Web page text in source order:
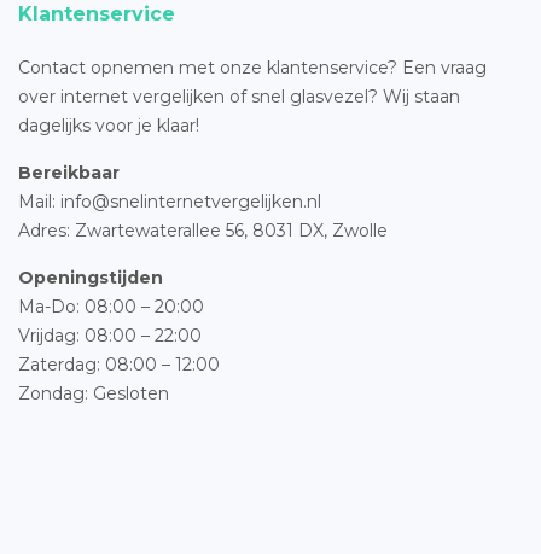
Klantenservice
Contact opnemen met onze klantenservice? Een vraag
over internet vergelijken of snel glasvezel? Wij staan
dagelijks voor je klaar!
Bereikbaar
Mail: info@snelinternetvergelijken.nl
Adres: Zwartewaterallee 56, 8031 DX, Zwolle
Openingstijden
Ma-Do: 08:00 – 20:00
Vrijdag: 08:00 – 22:00
Zaterdag: 08:00 – 12:00
Zondag: Gesloten